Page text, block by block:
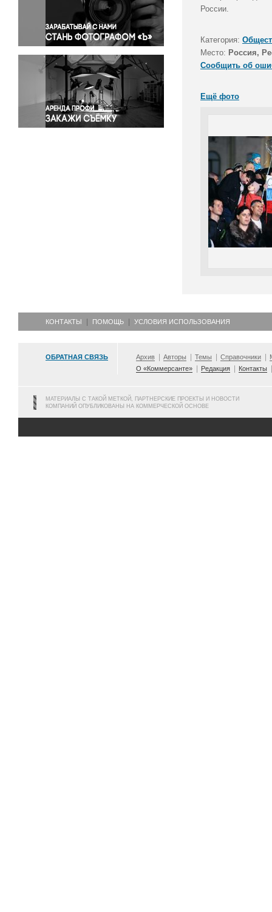
Правосудие
Происшествия и конфликты
Религия
Светская жизнь
Спорт
Экология
Экономика и бизнес
России.
Категория:
Место: Россия,
Сообщить об
Ещё фото
КОНТАКТЫ ПОМОЩЬ УСЛОВИЯ ИСПОЛЬЗОВАНИЯ
ОБРАТНАЯ СВЯЗЬ Архив Авторы Темы Справочники
О «Коммерсанте»
Редакция Контакты
МАТЕРИАЛЫ С ТАКОЙ МЕТКОЙ, ПАРТНЕРСКИЕ ПРОЕКТЫ И НОВОСТИ
КОМПАНИЙ ОПУБЛИКОВАНЫ НА КОММЕРЧЕСКОЙ ОСНОВЕ